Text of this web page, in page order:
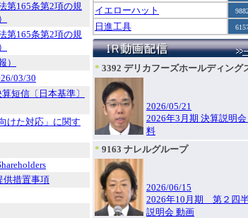
第165条第2項の規
第165条第2項の規
）
03/30
短信〔日本基準〕
けた対応」に関す
供措置事項
イエローハット
日進工具
* 3392 デリカフーズホールディング
2026/05/21
2026年3月期 決算説明
料
* 9163 ナレルグループ
2026/06/15
2026年10月期 第２四
説明会 動画